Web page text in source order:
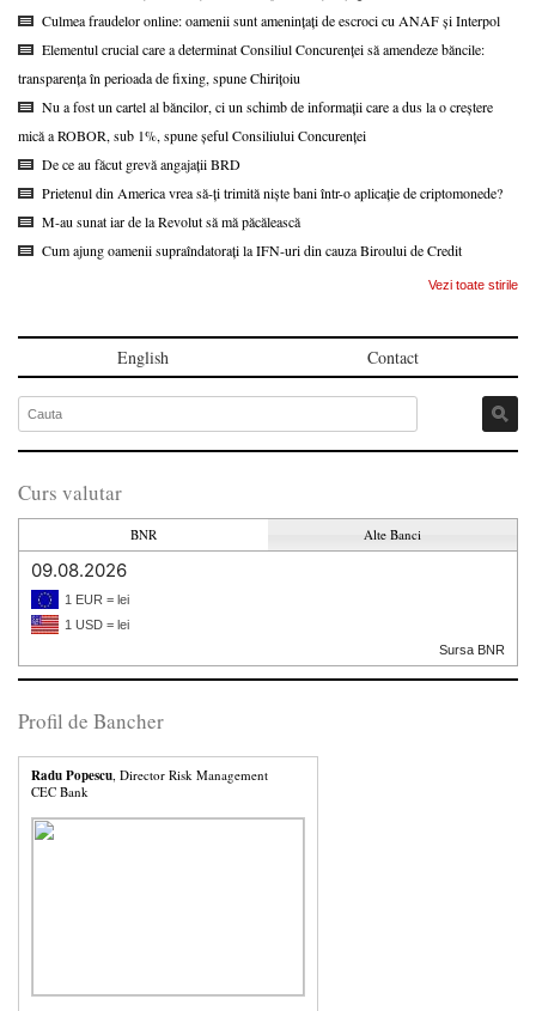
Culmea fraudelor online: oamenii sunt amenințați de escroci cu ANAF și Interpol
Elementul crucial care a determinat Consiliul Concurenței să amendeze băncile:
transparența în perioada de fixing, spune Chirițoiu
Nu a fost un cartel al băncilor, ci un schimb de informații care a dus la o creștere
mică a ROBOR, sub 1%, spune șeful Consiliului Concurenței
De ce au făcut grevă angajații BRD
Prietenul din America vrea să-ți trimită niște bani într-o aplicație de criptomonede?
M-au sunat iar de la Revolut să mă păcălească
Cum ajung oamenii supraîndatorați la IFN-uri din cauza Biroului de Credit
Vezi toate stirile
English Contact
Curs valutar
BNR Alte Banci
09.08.2026
1 EUR = lei
1 USD = lei
Sursa BNR
Profil de Bancher
Radu Popescu, Director Risk Management
CEC Bank